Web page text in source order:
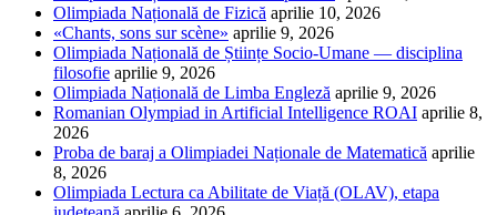
Olimpiada Națională de Fizică aprilie 10, 2026
«Chants, sons sur scène» aprilie 9, 2026
Olimpiada Națională de Științe Socio-Umane — disciplina
filosofie aprilie 9, 2026
Olimpiada Națională de Limba Engleză aprilie 9, 2026
Romanian Olympiad in Artificial Intelligence ROAI aprilie 8,
2026
Proba de baraj a Olimpiadei Naționale de Matematică aprilie
8, 2026
Olimpiada Lectura ca Abilitate de Viață (OLAV), etapa